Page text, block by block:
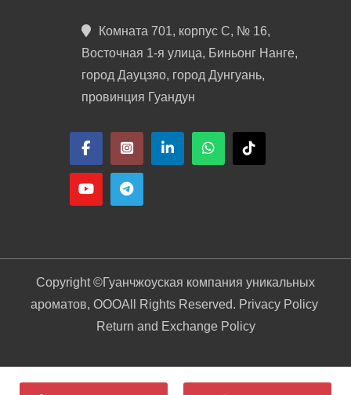
Комната 701, корпус C, № 16,
Восточная 1-я улица, Биньонг Нанге,
город Дауцзяо, город Дунгуань,
провинция Гуандун
Copyright ©Гуанчжоуская компания уникальных
ароматов, ОООAll Rights Reserved. Privacy Policy
Return and Exchange Policy